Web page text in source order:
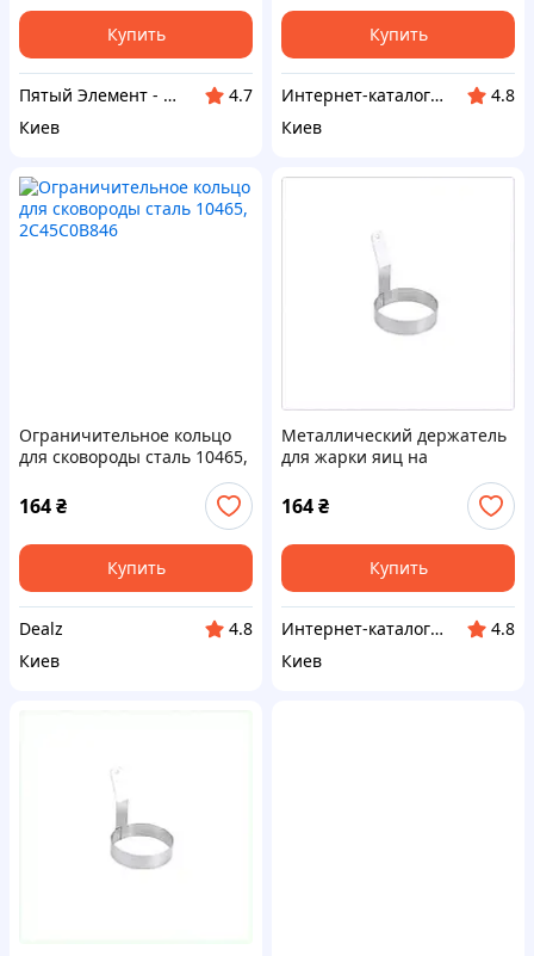
Купить
Пятый Элемент - всё, что вам нужно
4.7
Киев
Купить
Интернет-кат​алог ск​​ид​​​ок "TRIVIA"
4.8
Киев
Ограничительное кольцо
для сковороды сталь 10465,
164₴
Купить
Dealz
4.8
Киев
Металлический держатель
для жарки яиц на
164₴
Купить
Интер​нет-ка​т​ал​​ог ски​​д​ок "МОДНИК"
4.8
Киев